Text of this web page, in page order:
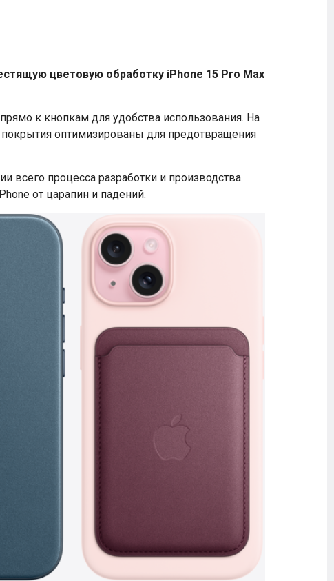
цветовую обработку iPhone 15 Pro Max
к кнопкам для удобства использования. На
оптимизированы для предотвращения
всего процесса разработки и производства.
от царапин и падений.